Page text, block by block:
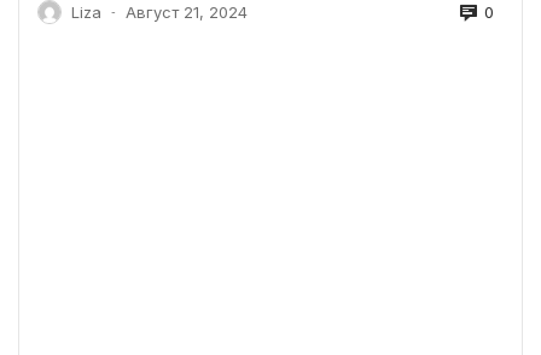
Liza - Август 21, 2024 0